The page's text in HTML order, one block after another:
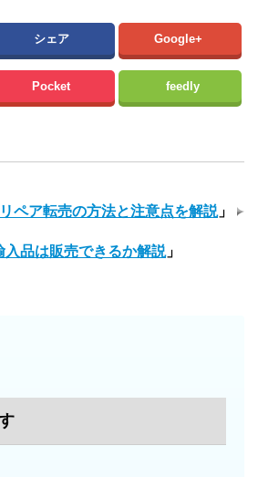
シェア Google+
Pocket feedly
ペア転売の方法と注意点を解説」
品は販売できるか解説」